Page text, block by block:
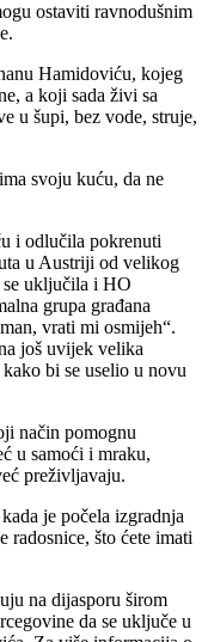
ostaviti ravnodušnim
Hamidoviću, kojeg
a koji sada živi sa
u šupi, bez vode, struje,
svoju kuću, da ne
i odlučila pokrenuti
u Austriji od velikog
se uključila i HO
grupa građana
vrati mi osmijeh“.
još uvijek velika
bi se uselio u novu
način pomognu
u samoći i mraku,
preživljavaju.
je počela izgradnja
radosnice, što ćete imati
na dijasporu širom
da se uključe u